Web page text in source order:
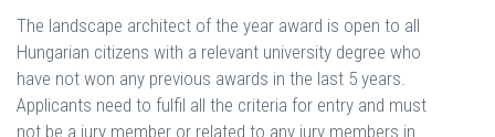
The landscape architect of the year award is open to all
Hungarian citizens with a relevant university degree who
have not won any previous awards in the last 5 years.
Applicants need to fulfil all the criteria for entry and must
not be a jury member or related to any jury members in